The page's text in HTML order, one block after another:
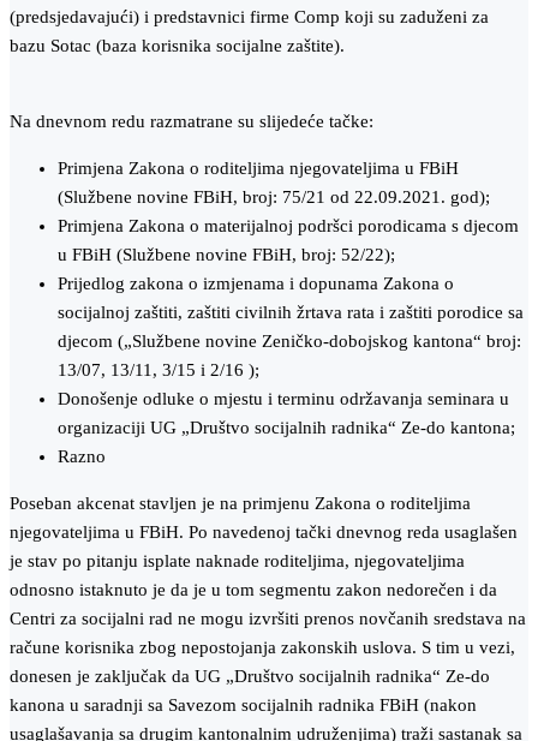
(predsjedavajući) i predstavnici firme Comp koji su zaduženi za
bazu Sotac (baza korisnika socijalne zaštite).
Na dnevnom redu razmatrane su slijedeće tačke:
Primjena Zakona o roditeljima njegovateljima u FBiH
(Službene novine FBiH, broj: 75/21 od 22.09.2021. god);
Primjena Zakona o materijalnoj podršci porodicama s djecom
u FBiH (Službene novine FBiH, broj: 52/22);
Prijedlog zakona o izmjenama i dopunama Zakona o
socijalnoj zaštiti, zaštiti civilnih žrtava rata i zaštiti porodice sa
djecom („Službene novine Zeničko-dobojskog kantona“ broj:
13/07, 13/11, 3/15 i 2/16 );
Donošenje odluke o mjestu i terminu održavanja seminara u
organizaciji UG „Društvo socijalnih radnika“ Ze-do kantona;
Razno
Poseban akcenat stavljen je na primjenu Zakona o roditeljima
njegovateljima u FBiH. Po navedenoj tački dnevnog reda usaglašen
je stav po pitanju isplate naknade roditeljima, njegovateljima
odnosno istaknuto je da je u tom segmentu zakon nedorečen i da
Centri za socijalni rad ne mogu izvršiti prenos novčanih sredstava na
račune korisnika zbog nepostojanja zakonskih uslova. S tim u vezi,
donesen je zaključak da UG „Društvo socijalnih radnika“ Ze-do
kanona u saradnji sa Savezom socijalnih radnika FBiH (nakon
usaglašavanja sa drugim kantonalnim udruženjima) traži sastanak sa